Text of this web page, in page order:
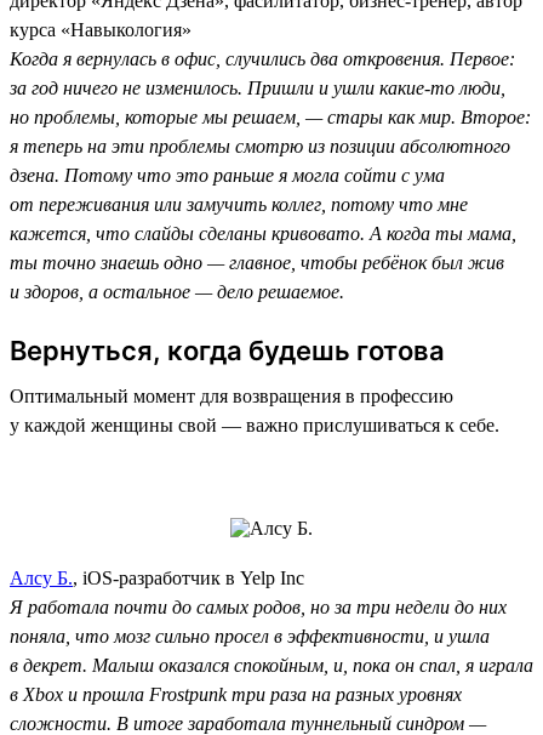
курса «Навыкология»
Когда я вернулась в офис, случились два откровения. Первое:
за год ничего не изменилось. Пришли и ушли какие-то люди,
но проблемы, которые мы решаем, — стары как мир. Второе:
я теперь на эти проблемы смотрю из позиции абсолютного
дзена. Потому что это раньше я могла сойти с ума
от переживания или замучить коллег, потому что мне
кажется, что слайды сделаны кривовато. А когда ты мама,
ты точно знаешь одно — главное, чтобы ребёнок был жив
и здоров, а остальное — дело решаемое.
Вернуться, когда будешь готова
Оптимальный момент для возвращения в профессию
у каждой женщины свой — важно прислушиваться к себе.
Алсу Б., iOS-разработчик в Yelp Inc
Я работала почти до самых родов, но за три недели до них
поняла, что мозг сильно просел в эффективности, и ушла
в декрет. Малыш оказался спокойным, и, пока он спал, я играла
в Xbox и прошла Frostpunk три раза на разных уровнях
сложности. В итоге заработала туннельный синдром —